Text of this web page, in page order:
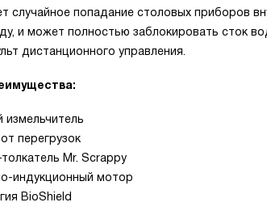
случайное попадание столовых приборов
и может полностью заблокировать сток
дистанционного управления.
измельчитель
перегрузок
Мr. Scrappy
индукционный мотор
BioShield